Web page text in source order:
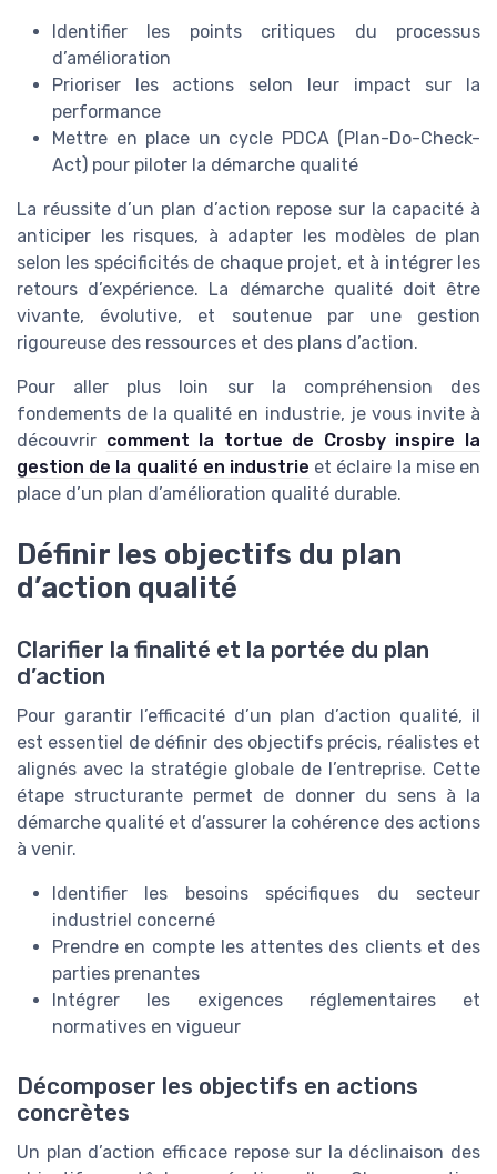
Identifier les points critiques du processus
d’amélioration
Prioriser les actions selon leur impact sur la
performance
Mettre en place un cycle PDCA (Plan-Do-Check-
Act) pour piloter la démarche qualité
La réussite d’un plan d’action repose sur la capacité à
anticiper les risques, à adapter les modèles de plan
selon les spécificités de chaque projet, et à intégrer les
retours d’expérience. La démarche qualité doit être
vivante, évolutive, et soutenue par une gestion
rigoureuse des ressources et des plans d’action.
Pour aller plus loin sur la compréhension des
fondements de la qualité en industrie, je vous invite à
découvrir comment la tortue de Crosby inspire la
gestion de la qualité en industrie et éclaire la mise en
place d’un plan d’amélioration qualité durable.
Définir les objectifs du plan
d’action qualité
Clarifier la finalité et la portée du plan
d’action
Pour garantir l’efficacité d’un plan d’action qualité, il
est essentiel de définir des objectifs précis, réalistes et
alignés avec la stratégie globale de l’entreprise. Cette
étape structurante permet de donner du sens à la
démarche qualité et d’assurer la cohérence des actions
à venir.
Identifier les besoins spécifiques du secteur
industriel concerné
Prendre en compte les attentes des clients et des
parties prenantes
Intégrer les exigences réglementaires et
normatives en vigueur
Décomposer les objectifs en actions
concrètes
Un plan d’action efficace repose sur la déclinaison des